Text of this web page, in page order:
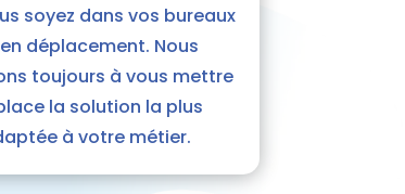
soyez dans vos bureaux
déplacement. Nous
toujours à vous mettre
la solution la plus
à votre métier.